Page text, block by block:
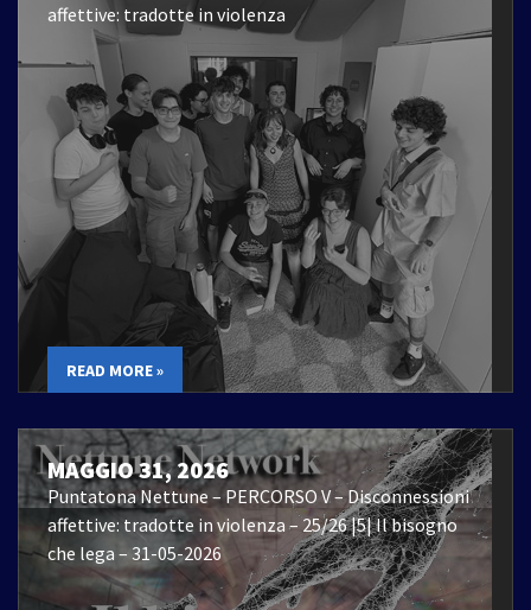
affettive: tradotte in violenza
READ MORE »
MAGGIO 31, 2026
Puntatona Nettune – PERCORSO V – Disconnessioni
affettive: tradotte in violenza – 25/26 |5| Il bisogno
che lega – 31-05-2026